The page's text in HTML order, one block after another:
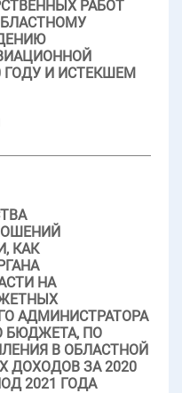
РАБОТ
ГОДУ И ИСТЕКШЕМ
КАК
НА
АДМИНИСТРАТОРА
БЮДЖЕТА, ПО
В ОБЛАСТНОЙ
ДОХОДОВ ЗА 2020
2021 ГОДА